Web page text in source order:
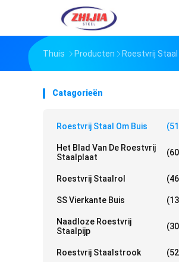
Thuis Producten Roestvrij Staal
Catagorieën
Roestvrij Staal Om Buis
Het Blad Van De Roestvrij
Staalplaat
Roestvrij Staalrol
SS Vierkante Buis
Naadloze Roestvrij
Staalpijp
Roestvrij Staalstrook